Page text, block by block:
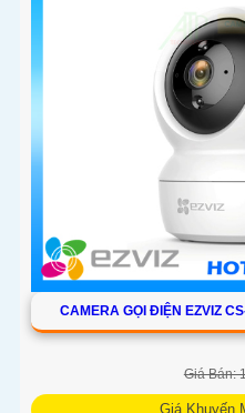
CAMERA GỌI ĐIỆN EZVIZ
Giá Bán:
Giá Khuyến